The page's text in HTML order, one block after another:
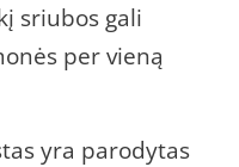
sriubos gali
per vieną
yra parodytas